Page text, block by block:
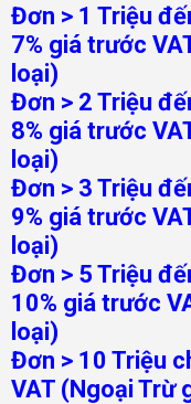
Đơn > 1 Triệu
7% giá trước
loại)
Đơn > 2 Triệu
8% giá trước
loại)
Đơn > 3 Triệu
9% giá trước
loại)
Đơn > 5 Triệu
10% giá trước
loại)
Đơn > 10 Triệu
VAT (Ngoại Trừ